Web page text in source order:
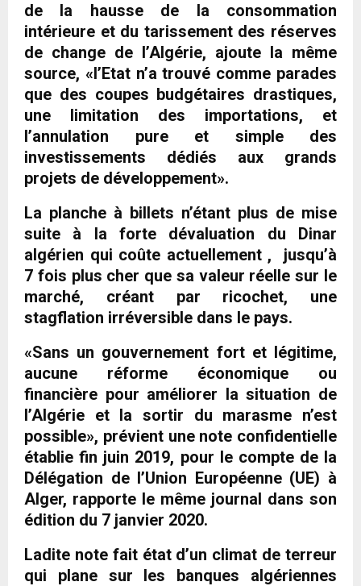
de la hausse de la consommation
intérieure et du tarissement des réserves
de change de l’Algérie, ajoute la même
source, «l’Etat n’a trouvé comme parades
que des coupes budgétaires drastiques,
une limitation des importations, et
l’annulation pure et simple des
investissements dédiés aux grands
projets de développement».
La planche à billets n’étant plus de mise
suite à la forte dévaluation du Dinar
algérien qui coûte actuellement , jusqu’à
7 fois plus cher que sa valeur réelle sur le
marché, créant par ricochet, une
stagflation irréversible dans le pays.
«Sans un gouvernement fort et légitime,
aucune réforme économique ou
financière pour améliorer la situation de
l’Algérie et la sortir du marasme n’est
possible», prévient une note confidentielle
établie fin juin 2019, pour le compte de la
Délégation de l’Union Européenne (UE) à
Alger, rapporte le même journal dans son
édition du 7 janvier 2020.
Ladite note fait état d’un climat de terreur
qui plane sur les banques algériennes